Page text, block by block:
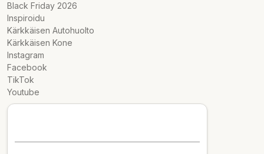
Black Friday 2026
Inspiroidu
Kärkkäisen Autohuolto
Kärkkäisen Kone
Instagram
Facebook
TikTok
Youtube